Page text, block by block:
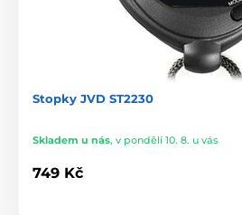
Stopky JVD ST2230
Skladem u nás, v pondělí 10. 8. u vás
749 Kč